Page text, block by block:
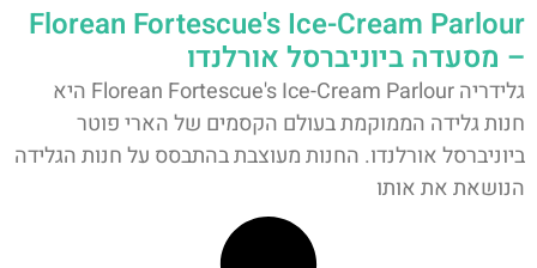
Florean Fortescue's Ice-Cream Parlour
– מסעדה ביוניברסל אורלנדו
גלידריה Florean Fortescue's Ice-Cream Parlour היא
חנות גלידה הממוקמת בעולם הקסמים של הארי פוטר
ביוניברסל אורלנדו. החנות מעוצבת בהתבסס על חנות הגלידה
הנושאת את אותו